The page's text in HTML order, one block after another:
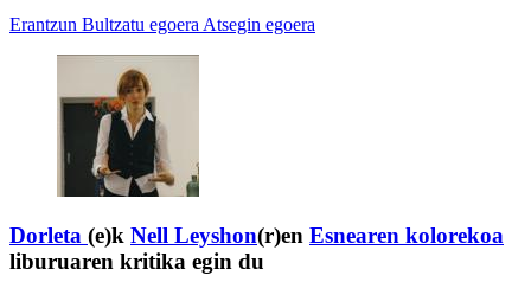
Erantzun Bultzatu egoera Atsegin egoera
Dorleta (e)k Nell Leyshon(r)en Esnearen kolorekoa
liburuaren kritika egin du